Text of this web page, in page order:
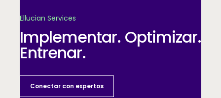
Ellucian Services
Implementar. Optimizar.
Entrenar.
Conectar con expertos